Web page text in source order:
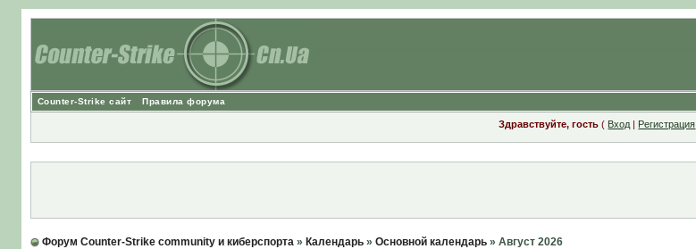
Counter-Strike сайт Правила форума
Здравствуйте, гость ( Вход | Регистрация
Форум Counter-Strike community и киберспорта» Календарь» Основной календарь» Август 2026